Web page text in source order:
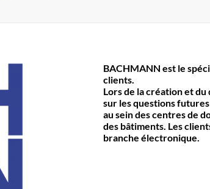
BACHMANN est le
clients.
Lors de la création et
sur les questions
au sein des centres de
des bâtiments. Les
branche électronique.